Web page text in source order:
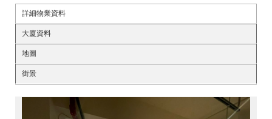
詳細物業資料
大廈資料
地圖
街景